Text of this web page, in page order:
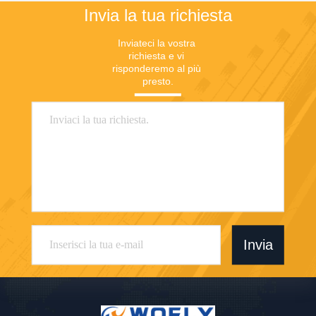
Invia la tua richiesta
Inviateci la vostra
richiesta e vi
risponderemo al più
presto.
Invia